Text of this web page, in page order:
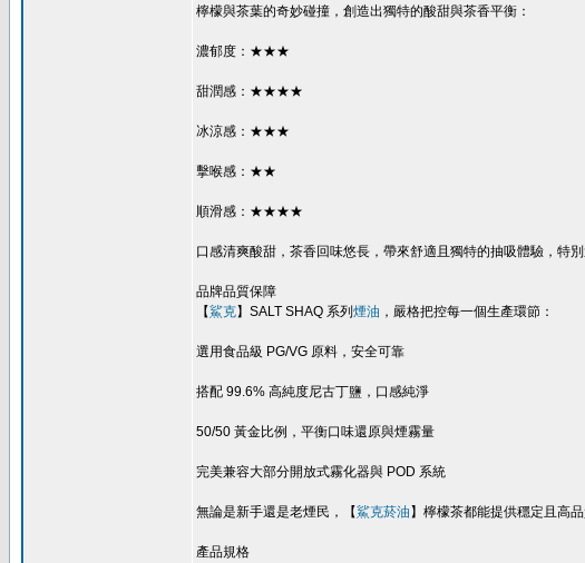
檸檬與茶葉的奇妙碰撞，創造出獨特的酸甜與茶香平衡：
濃郁度：★★★
甜潤感：★★★★
冰涼感：★★★
擊喉感：★★
順滑感：★★★★
口感清爽酸甜，茶香回味悠長，帶來舒適且獨特的抽吸體驗，特
品牌品質保障
【鯊克】SALT SHAQ 系列 煙油 ，嚴格把控每一個生產環節：
選用食品級 PG/VG 原料，安全可靠
搭配 99.6% 高純度尼古丁鹽，口感純淨
50/50 黃金比例，平衡口味還原與煙霧量
完美兼容大部分開放式霧化器與 POD 系統
無論是新手還是老煙民，【鯊克菸油 】檸檬茶都能提供穩定且高
產品規格